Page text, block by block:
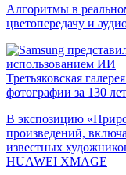
Алгоритмы в
цветопередачу и
Третьяковская
фотографии за 130 лет
В экспозицию
произведений,
известных
HUAWEI XMAGE